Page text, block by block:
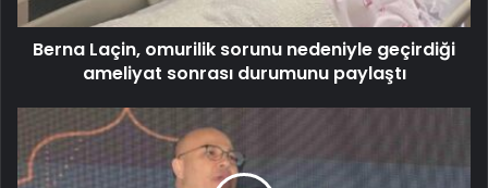
Berna Laçin, omurilik sorunu nedeniyle geçirdiği
ameliyat sonrası durumunu paylaştı